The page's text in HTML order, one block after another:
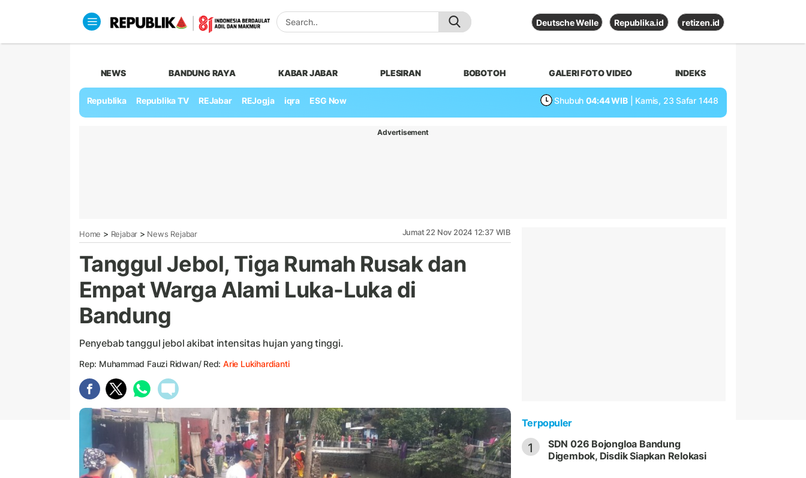
Deutsche Welle Republika.id retizen.id
NEWS BANDUNG RAYA KABAR JABAR PLESIRAN BOBOTOH GALERI FOTO VIDEO INDEKS
Republika Republika TV REJabar REJogja iqra ESG Now Shubuh 04:44 WIB | Kamis, 23 Safar 1448
Advertisement
Home > Rejabar > News Rejabar Jumat 22 Nov 2024 12:37 WIB
Tanggul Jebol, Tiga Rumah Rusak dan
Empat Warga Alami Luka-Luka di
Bandung
Penyebab tanggul jebol akibat intensitas hujan yang tinggi.
Rep: Muhammad Fauzi Ridwan/ Red:Arie Lukihardianti
Terpopuler
1
SDN 026 Bojongloa Bandung
Digembok, Disdik Siapkan Relokasi